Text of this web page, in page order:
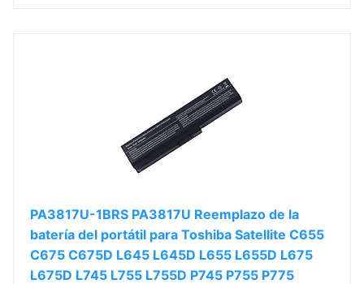
PA3817U-1BRS PA3817U Reemplazo de la
batería del portátil para Toshiba Satellite C655
C675 C675D L645 L645D L655 L655D L675
L675D L745 L755 L755D P745 P755 P775